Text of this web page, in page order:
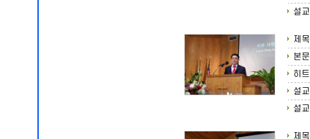
설
제목
본문
히트
설
설
제목